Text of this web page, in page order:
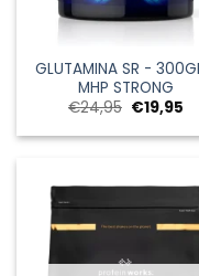
GLUTAMINA SR -
MHP STRONG
€24,95 El
precio
original
€19,95